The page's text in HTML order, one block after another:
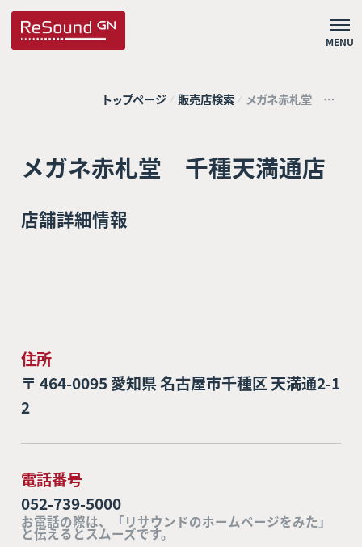
MENU
トップページ 販売店検索 メガネ赤札堂 千
種天満通店
メガネ赤札堂 千種天満通店
店舗詳細情報
住所
〒 464-0095 愛知県 名古屋市千種区 天満通2-1
2
電話番号
052-739-5000
お電話の際は、「リサウンドのホームページをみた」
と伝えるとスムーズです。